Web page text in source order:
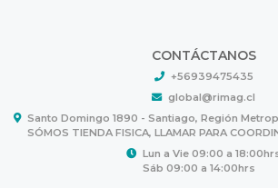
CONTÁCTANOS
+56939475435
global@rimag.cl
Santo Domingo 1890 - Santiago, Región
SÓMOS TIENDA FISICA, LLAMAR PARA
Lun a Vie 09:00 a
Sáb 09:00 a 14:00hrs